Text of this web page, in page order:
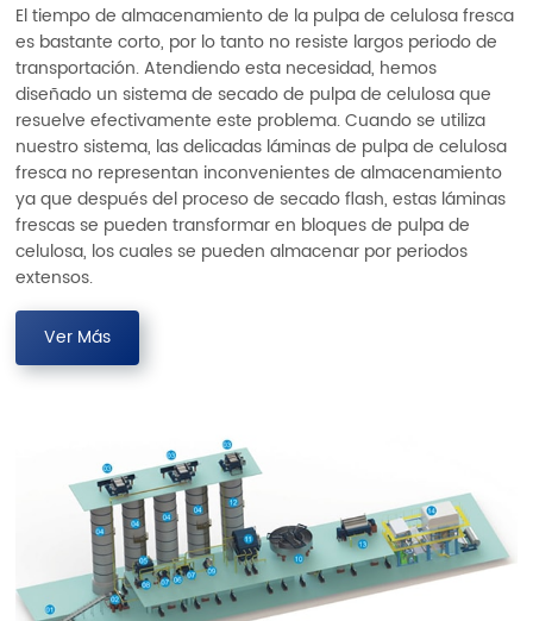
El tiempo de almacenamiento de la pulpa de celulosa fresca
es bastante corto, por lo tanto no resiste largos periodo de
transportación. Atendiendo esta necesidad, hemos
diseñado un sistema de secado de pulpa de celulosa que
resuelve efectivamente este problema. Cuando se utiliza
nuestro sistema, las delicadas láminas de pulpa de celulosa
fresca no representan inconvenientes de almacenamiento
ya que después del proceso de secado flash, estas láminas
frescas se pueden transformar en bloques de pulpa de
celulosa, los cuales se pueden almacenar por periodos
extensos.
Ver Más